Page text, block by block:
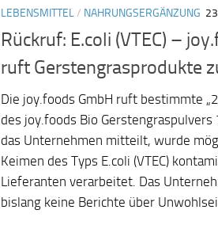
LEBENSMITTEL/ NAHRUNGSERGÄNZUNG
Rückruf: E.coli (VTEC) –
ruft Gerstengrasprodukte
Die joy.foods GmbH ruft bestimmte
des joy.foods Bio Gerstengraspulvers
das Unternehmen mitteilt, wurde
Keimen des Typs E.coli (VTEC)
Lieferanten verarbeitet. Das
bislang keine Berichte über